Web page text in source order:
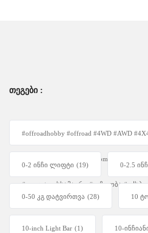
ᲗᲔᲒᲔᲑᲘ :
#offroadhobby #offroad #4WD #AWD
#4WDUnity #OffRoadEquipment
#ფოლადისსამაგრი #უგზოობა
0-2 ინჩი ლიფტი (19) 0-2.5
0-50 კგ დატვირთვა (28) 10
10-inch Light Bar (1) 10-